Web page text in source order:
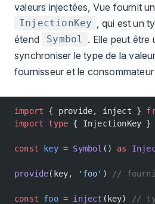
valeurs injectées, Vue fournit
InjectionKey
, qui est un
étend
Symbol . Elle peut être
synchroniser le type de la
fournisseur et le consommateur
import { provide, inject }
import type { InjectionKey }
const key = Symbol () as
provide(key, 'foo' ) //
const foo = inject (key) //